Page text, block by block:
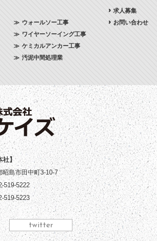
ウォールソー工事
ワイヤーソーイング工事
ケミカルアンカー工事
汚泥中間処理業
求人募集
お問い合わせ
株式会社ケイズ TOPPAGE
社】
昭島市田中町3-10-7
519-5222
519-5223
twitter